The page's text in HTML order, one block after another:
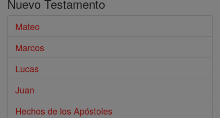
Biblia
Nuevo Testamento
Mateo
Marcos
Lucas
Juan
Hechos de los Apóstoles